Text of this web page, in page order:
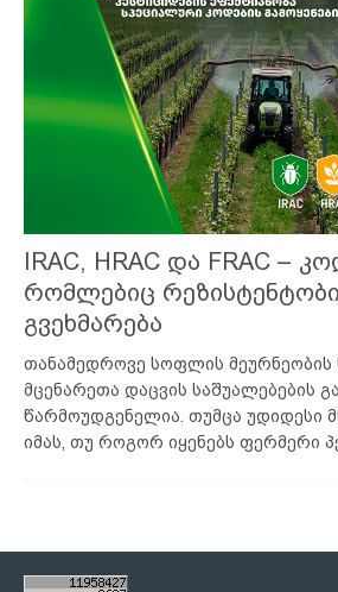
IRAC, HRAC და FRAC –
რომლებიც
გვეხმარება
თანამედროვე სოფლის მეურნეობის
მცენარეთა დაცვის საშუალებების
წარმოუდგენელია. თუმცა უდიდესი
იმას, თუ როგორ იყენებს ფერმერი